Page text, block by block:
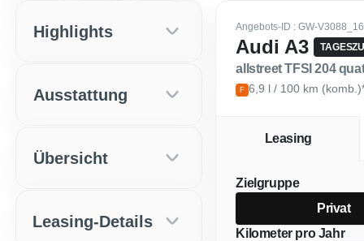
Angebots-ID : GW-
Audi A3
allstreet TFSI 204
F 6,9 l / 100 km
Leasing
Zielgruppe
Privat
Kilometer pro Jahr
Highlights
Ausstattung
Übersicht
Leasing-Details